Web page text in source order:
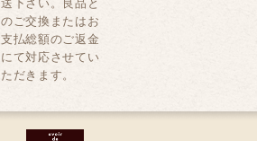
送下さい。良品と
のご交換またはお
支払総額のご返金
にて対応させてい
ただきます。